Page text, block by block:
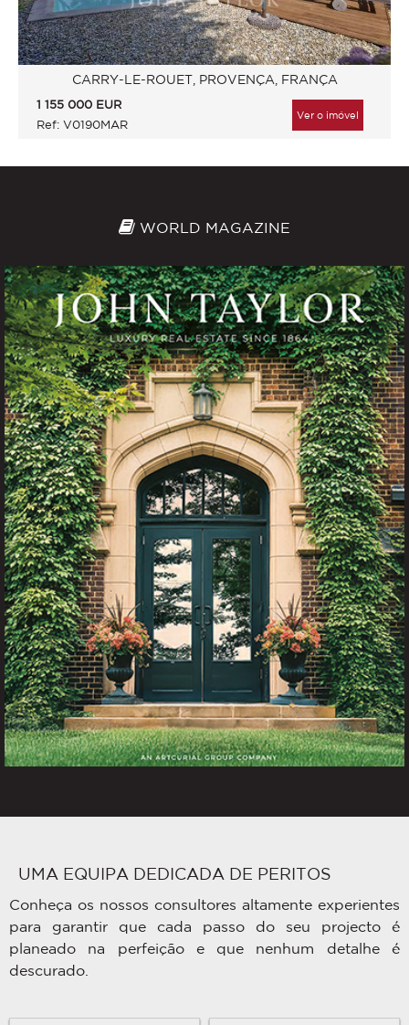
CARRY-LE-ROUET, PROVENÇA, FRANÇA
1 155 000 EUR
Ref: V0190MAR
Ver o imóvel
WORLD MAGAZINE
UMA EQUIPA DEDICADA DE PERITOS
Conheça os nossos consultores altamente experientes
para garantir que cada passo do seu projecto é
planeado na perfeição e que nenhum detalhe é
descurado.